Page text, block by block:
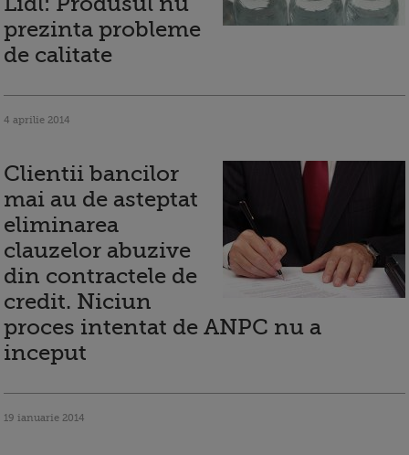
prezinta probleme
de calitate
4 aprilie 2014
Clientii bancilor
mai au de asteptat
eliminarea
clauzelor abuzive
din contractele de
credit. Niciun
proces intentat de ANPC nu a
inceput
19 ianuarie 2014